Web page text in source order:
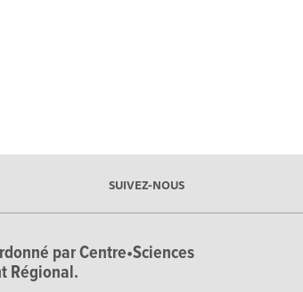
SUIVEZ-NOUS
par Centre•Sciences
Régional.